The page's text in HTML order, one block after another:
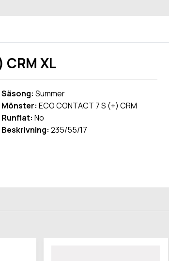
CRM XL
Säsong: Summer
Mönster: ECO CONTACT 7 S (+) CRM
Runflat: No
Beskrivning: 235/55/17